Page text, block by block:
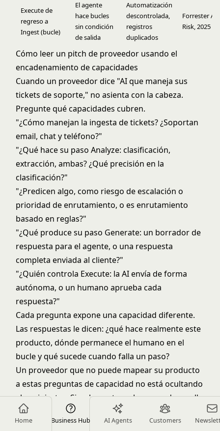
Home Business Hub AI Agents Customers
Execute de
regreso a
Ingest (bucle)
El agente
hace bucles
sin condición
de salida
Automatización
descontrolada,
registros
duplicados
Forrester AI
Risk, 2025
Cómo leer un pitch de proveedor usando el
encadenamiento de capacidades
Cuando un proveedor dice "AI que maneja sus
tickets de soporte," no asienta con la cabeza.
Pregunte qué capacidades cubren.
"¿Cómo manejan la ingesta de tickets? ¿Soportan
email, chat y teléfono?"
"¿Qué hace su paso Analyze: clasificación,
extracción, ambas? ¿Qué precisión en la
clasificación?"
"¿Predicen algo, como riesgo de escalación o
prioridad de enrutamiento, o es enrutamiento
basado en reglas?"
"¿Qué produce su paso Generate: un borrador de
respuesta para el agente, o una respuesta
completa enviada al cliente?"
"¿Quién controla Execute: la AI envía de forma
autónoma, o un humano aprueba cada
respuesta?"
Cada pregunta expone una capacidad diferente.
Las respuestas le dicen: ¿qué hace realmente este
producto, dónde permanece el humano en el
bucle y qué sucede cuando falla un paso?
Un proveedor que no puede mapear su producto
a estas preguntas de capacidad no está ocultando
algo siniestro. Simplemente no ha pensado en ello
a este nivel. Pero usted debería, porque usted
operará el sistema, no ellos.